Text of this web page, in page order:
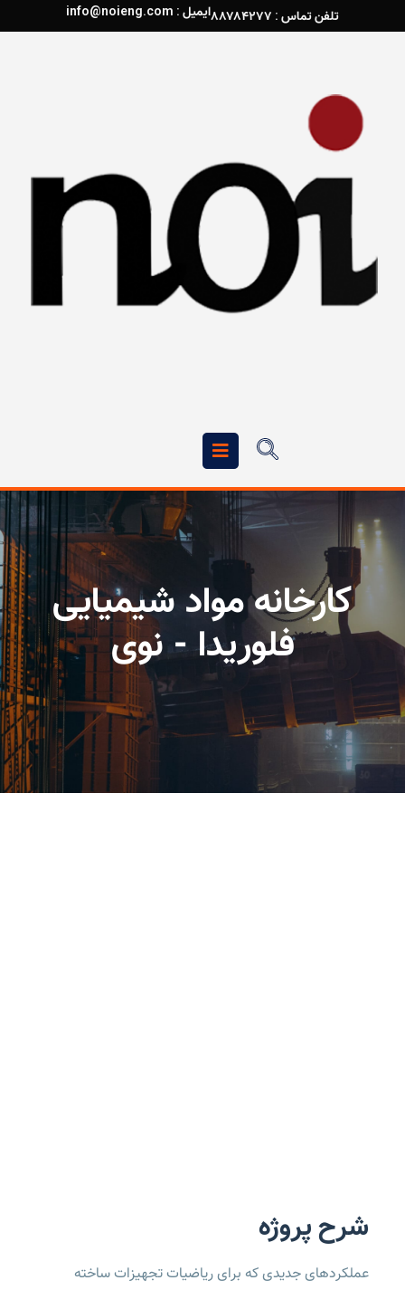
تلفن تماس : ۸۸۷۸۴۲۷۷ ایمیل : info@noieng.com
کارخانه مواد شیمیایی
فلوریدا - نوی
شرح پروژه
عملکردهای جدیدی که برای ریاضیات تجهیزات ساخته